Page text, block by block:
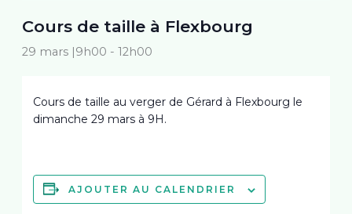
Cours de taille à Flexbourg
29 mars |9h00 - 12h00
Cours de taille au verger de Gérard à Flexbourg le
dimanche 29 mars à 9H.
AJOUTER AU CALENDRIER